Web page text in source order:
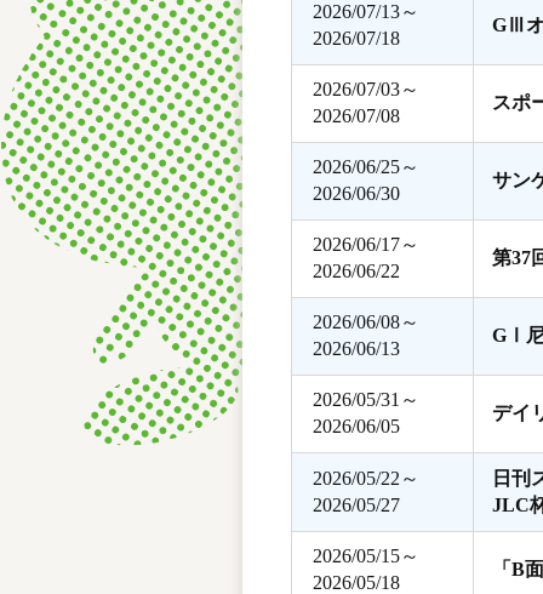
2026/07/13～
2026/07/18
GⅢオ
2026/07/03～
2026/07/08
スポ
2026/06/25～
2026/06/30
サン
2026/06/17～
2026/06/22
第37
2026/06/08～
2026/06/13
GⅠ尼
2026/05/31～
2026/06/05
デイ
2026/05/22～
2026/05/27
日刊
JLC
2026/05/15～
2026/05/18
「B